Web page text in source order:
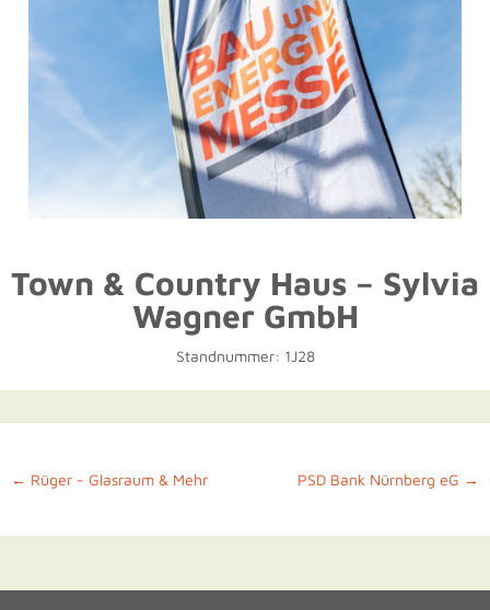
Town & Country Haus – Sylvia
Wagner GmbH
Standnummer: 1J28
← Rüger - Glasraum & Mehr PSD Bank Nürnberg eG →